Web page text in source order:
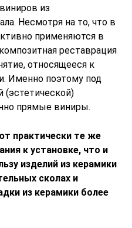
из
Несмотря на то, что в
применяются в
реставрация
относящееся к
Именно поэтому под
(эстетической)
прямые виниры.
практически те же
к установке, что и
изделий из керамики
сколах и
из керамики более